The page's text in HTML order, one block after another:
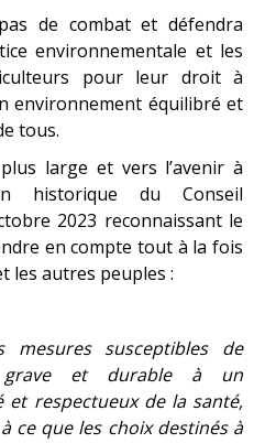
de combat et défendra
environnementale et les
pour leur droit à
environnement équilibré et
tous.
large et vers l’avenir à
historique du Conseil
2023 reconnaissant le
en compte tout à la fois
les autres peuples :
mesures susceptibles de
et durable à un
respectueux de la santé,
ce que les choix destinés à